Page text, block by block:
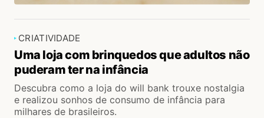
CRIATIVIDADE
Uma loja com brinquedos que adultos não
puderam ter na infância
Descubra como a loja do will bank trouxe nostalgia
e realizou sonhos de consumo de infância para
milhares de brasileiros.